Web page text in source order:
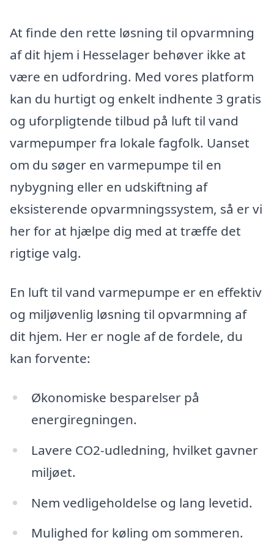
At finde den rette løsning til opvarmning
af dit hjem i Hesselager behøver ikke at
være en udfordring. Med vores platform
kan du hurtigt og enkelt indhente 3 gratis
og uforpligtende tilbud på luft til vand
varmepumper fra lokale fagfolk. Uanset
om du søger en varmepumpe til en
nybygning eller en udskiftning af
eksisterende opvarmningssystem, så er vi
her for at hjælpe dig med at træffe det
rigtige valg.
En luft til vand varmepumpe er en effektiv
og miljøvenlig løsning til opvarmning af
dit hjem. Her er nogle af de fordele, du
kan forvente:
Økonomiske besparelser på
energiregningen.
Lavere CO2-udledning, hvilket gavner
miljøet.
Nem vedligeholdelse og lang levetid.
Mulighed for køling om sommeren.